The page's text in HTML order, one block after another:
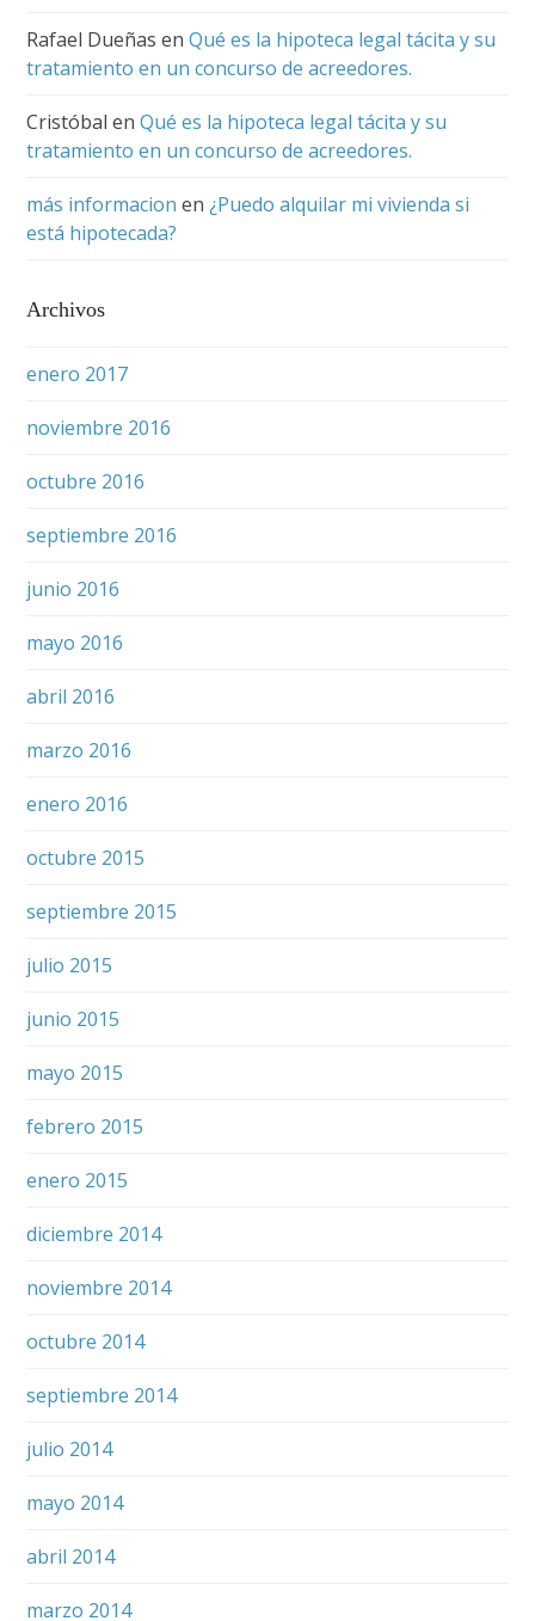
Rafael Dueñas enQué es la hipoteca legal tácita y su
tratamiento en un concurso de acreedores.
Cristóbal enQué es la hipoteca legal tácita y su
tratamiento en un concurso de acreedores.
más informacion en¿Puedo alquilar mi vivienda si
está hipotecada?
Archivos
enero 2017
noviembre 2016
octubre 2016
septiembre 2016
junio 2016
mayo 2016
abril 2016
marzo 2016
enero 2016
octubre 2015
septiembre 2015
julio 2015
junio 2015
mayo 2015
febrero 2015
enero 2015
diciembre 2014
noviembre 2014
octubre 2014
septiembre 2014
julio 2014
mayo 2014
abril 2014
marzo 2014